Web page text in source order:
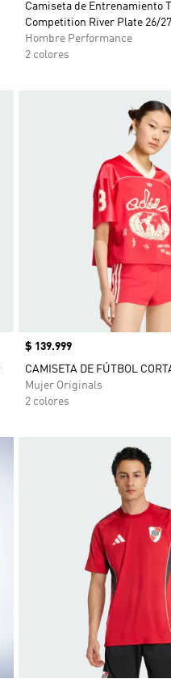
Camiseta de Entrenamiento
Competition River Plate 26/27
Hombre Performance
2 colores
Añadir a la lista de deseos
Precio
$ 139.999
CAMISETA DE FÚTBOL
Mujer Originals
2 colores
Añadir a la lista de deseos